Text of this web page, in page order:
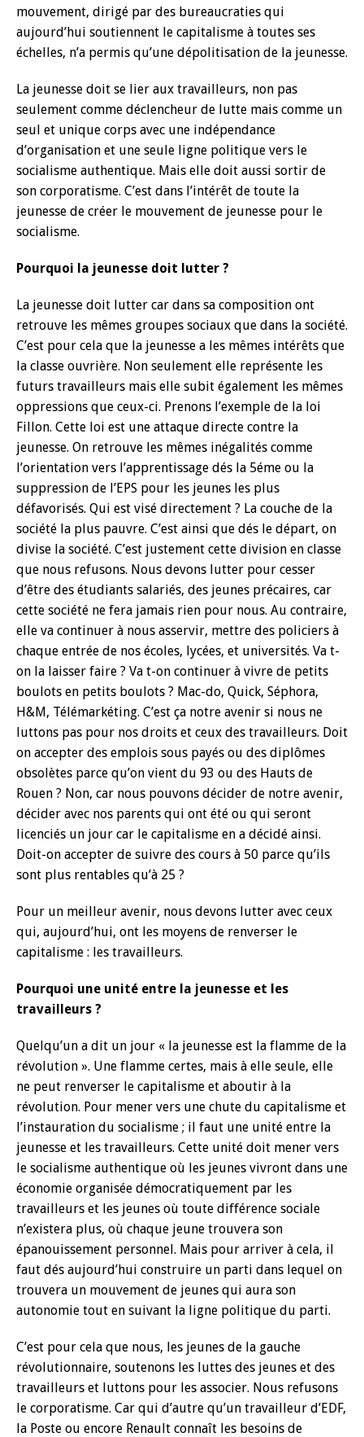
mouvement, dirigé par des bureaucraties qui
aujourd’hui soutiennent le capitalisme à toutes ses
échelles, n’a permis qu’une dépolitisation de la jeunesse.
La jeunesse doit se lier aux travailleurs, non pas
seulement comme déclencheur de lutte mais comme un
seul et unique corps avec une indépendance
d’organisation et une seule ligne politique vers le
socialisme authentique. Mais elle doit aussi sortir de
son corporatisme. C’est dans l’intérêt de toute la
jeunesse de créer le mouvement de jeunesse pour le
socialisme.
Pourquoi la jeunesse doit lutter ?
La jeunesse doit lutter car dans sa composition ont
retrouve les mêmes groupes sociaux que dans la société.
C’est pour cela que la jeunesse a les mêmes intérêts que
la classe ouvrière. Non seulement elle représente les
futurs travailleurs mais elle subit également les mêmes
oppressions que ceux-ci. Prenons l’exemple de la loi
Fillon. Cette loi est une attaque directe contre la
jeunesse. On retrouve les mêmes inégalités comme
l’orientation vers l’apprentissage dés la 5éme ou la
suppression de l’EPS pour les jeunes les plus
défavorisés. Qui est visé directement ? La couche de la
société la plus pauvre. C’est ainsi que dés le départ, on
divise la société. C’est justement cette division en classe
que nous refusons. Nous devons lutter pour cesser
d’être des étudiants salariés, des jeunes précaires, car
cette société ne fera jamais rien pour nous. Au contraire,
elle va continuer à nous asservir, mettre des policiers à
chaque entrée de nos écoles, lycées, et universités. Va t-
on la laisser faire ? Va t-on continuer à vivre de petits
boulots en petits boulots ? Mac-do, Quick, Séphora,
H&M, Télémarkéting. C’est ça notre avenir si nous ne
luttons pas pour nos droits et ceux des travailleurs. Doit
on accepter des emplois sous payés ou des diplômes
obsolètes parce qu’on vient du 93 ou des Hauts de
Rouen ? Non, car nous pouvons décider de notre avenir,
décider avec nos parents qui ont été ou qui seront
licenciés un jour car le capitalisme en a décidé ainsi.
Doit-on accepter de suivre des cours à 50 parce qu’ils
sont plus rentables qu’à 25 ?
Pour un meilleur avenir, nous devons lutter avec ceux
qui, aujourd’hui, ont les moyens de renverser le
capitalisme : les travailleurs.
Pourquoi une unité entre la jeunesse et les
travailleurs ?
Quelqu’un a dit un jour « la jeunesse est la flamme de la
révolution ». Une flamme certes, mais à elle seule, elle
ne peut renverser le capitalisme et aboutir à la
révolution. Pour mener vers une chute du capitalisme et
l’instauration du socialisme ; il faut une unité entre la
jeunesse et les travailleurs. Cette unité doit mener vers
le socialisme authentique où les jeunes vivront dans une
économie organisée démocratiquement par les
travailleurs et les jeunes où toute différence sociale
n’existera plus, où chaque jeune trouvera son
épanouissement personnel. Mais pour arriver à cela, il
faut dés aujourd’hui construire un parti dans lequel on
trouvera un mouvement de jeunes qui aura son
autonomie tout en suivant la ligne politique du parti.
C’est pour cela que nous, les jeunes de la gauche
révolutionnaire, soutenons les luttes des jeunes et des
travailleurs et luttons pour les associer. Nous refusons
le corporatisme. Car qui d’autre qu’un travailleur d’EDF,
la Poste ou encore Renault connaît les besoins de